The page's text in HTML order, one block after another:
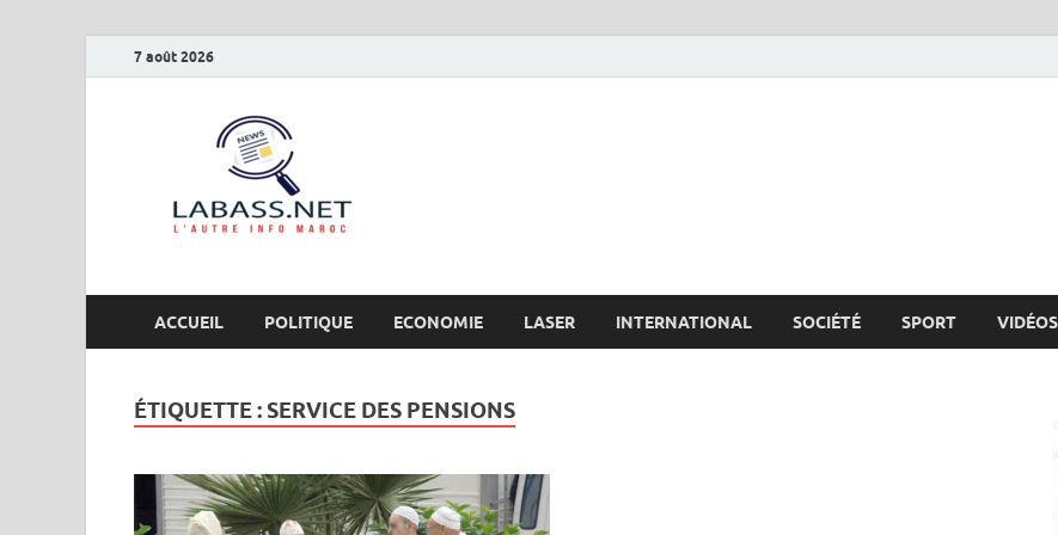
7 août 2026
ACCUEIL POLITIQUE ECONOMIE LASER INTERNATIONAL SOCIÉTÉ SPORT VIDÉOS
ÉTIQUETTE : SERVICE DES PENSIONS